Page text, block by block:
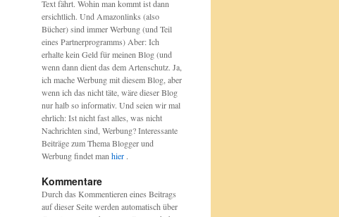
Text fährt. Wohin man kommt ist dann
ersichtlich. Und Amazonlinks (also
Bücher) sind immer Werbung (und Teil
eines Partnerprogramms) Aber: Ich
erhalte kein Geld für meinen Blog (und
wenn dann dient das dem Artenschutz. Ja,
ich mache Werbung mit diesem Blog, aber
wenn ich das nicht täte, wäre dieser Blog
nur halb so informativ. Und seien wir mal
ehrlich: Ist nicht fast alles, was nicht
Nachrichten sind, Werbung? Interessante
Beiträge zum Thema Blogger und
Werbung findet man hier .
Kommentare
Durch das Kommentieren eines Beitrags
auf dieser Seite werden automatisch über